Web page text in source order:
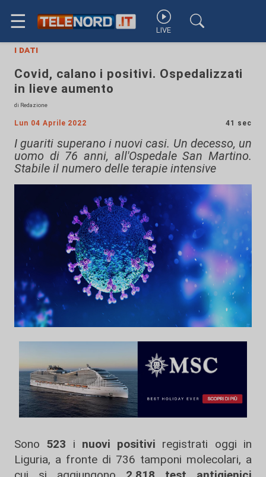
☰ LIVE
i dati
Covid, calano i positivi. Ospedalizzati
in lieve aumento
di Redazione
Lun 04 Aprile 2022 41 sec
I guariti superano i nuovi casi. Un decesso, un
uomo di 76 anni, all'Ospedale San Martino.
Stabile il numero delle terapie intensive
Sono 523 i nuovi positivi registrati oggi in
Liguria, a fronte di 736 tamponi molecolari, a